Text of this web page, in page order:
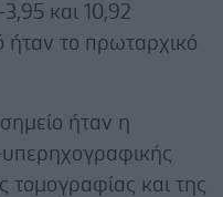
και 10,92
ήταν το πρωταρχικό
ήταν η
τομογραφίας και της